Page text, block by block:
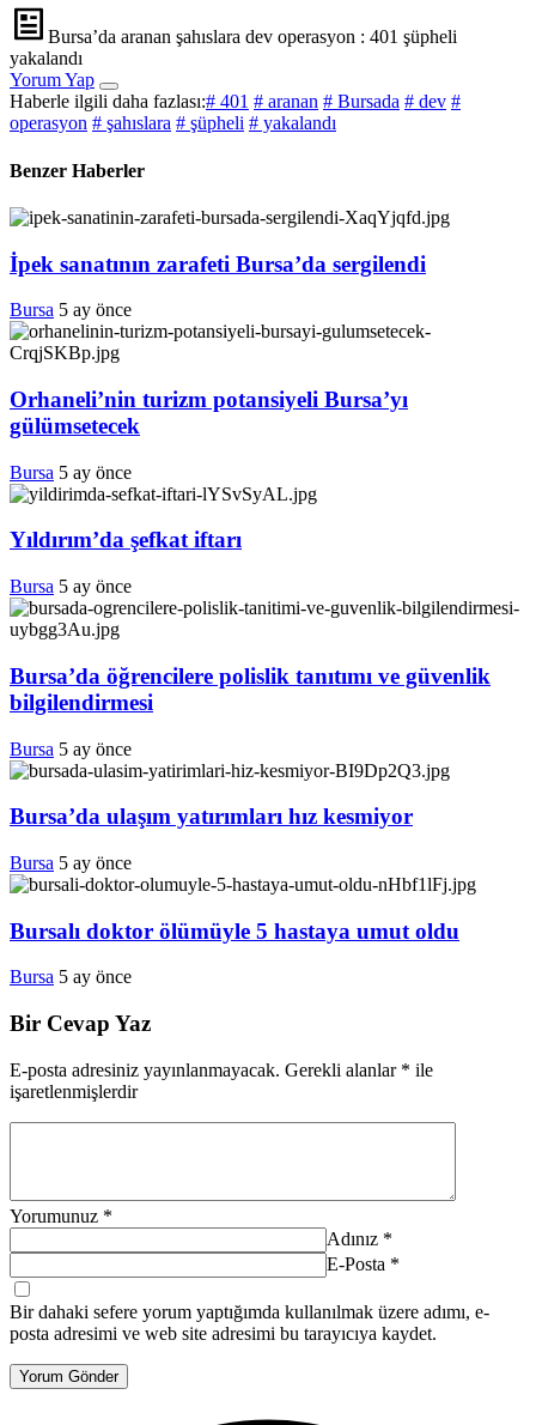
Bursa’da aranan şahıslara dev operasyon : 401 şüpheli
yakalandı
Yorum Yap
Haberle ilgili daha fazlası:# 401 # aranan # Bursada # dev #
operasyon # şahıslara # şüpheli # yakalandı
Benzer Haberler
İpek sanatının zarafeti Bursa’da sergilendi
Bursa 5 ay önce
Orhaneli’nin turizm potansiyeli Bursa’yı
gülümsetecek
Bursa 5 ay önce
Yıldırım’da şefkat iftarı
Bursa 5 ay önce
Bursa’da öğrencilere polislik tanıtımı ve güvenlik
bilgilendirmesi
Bursa 5 ay önce
Bursa’da ulaşım yatırımları hız kesmiyor
Bursa 5 ay önce
Bursalı doktor ölümüyle 5 hastaya umut oldu
Bursa 5 ay önce
Bir Cevap Yaz
E-posta adresiniz yayınlanmayacak. Gerekli alanlar * ile
işaretlenmişlerdir
Yorumunuz *
Adınız *
E-Posta *
Bir dahaki sefere yorum yaptığımda kullanılmak üzere adımı, e-
posta adresimi ve web site adresimi bu tarayıcıya kaydet.
Yorum Gönder